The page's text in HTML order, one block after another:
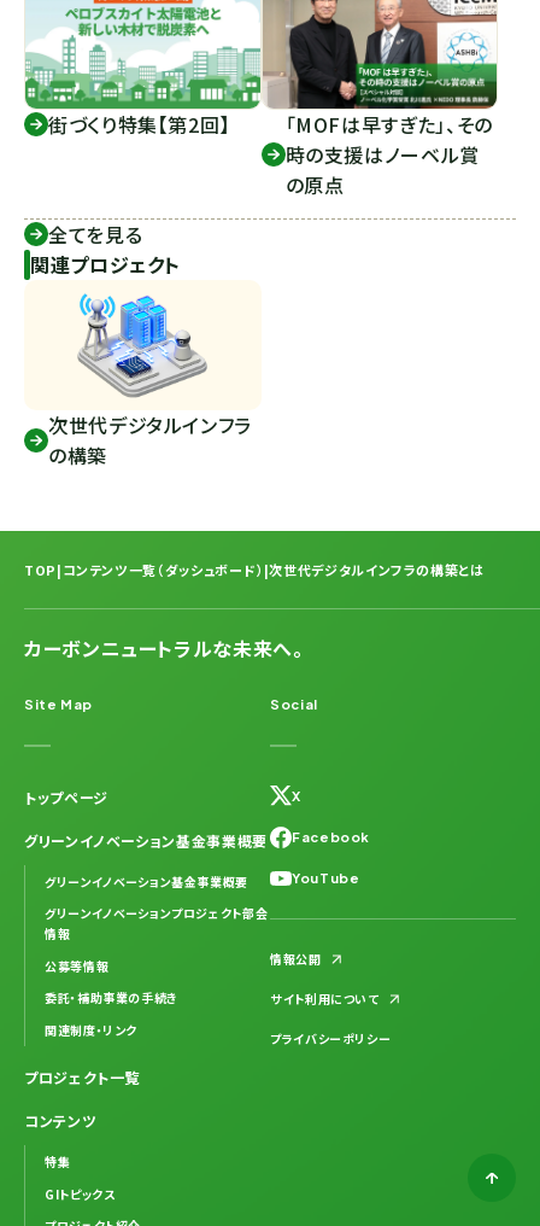
街づくり特集【第2回】
「MOFは早すぎた」、その
時の支援はノーベル賞
の原点
全てを見る
関連プロジェクト
次世代デジタルインフラ
の構築
TOP|コンテンツ一覧（ダッシュボード） |次世代デジタルインフラの構築とは
カーボンニュートラルな未来へ。
Site Map
トップページ
グリーンイノベーション基金事業概要
グリーンイノベーション基金事業概要
グリーンイノベーションプロジェクト部会
情報
公募等情報
委託・補助事業の手続き
関連制度・リンク
プロジェクト一覧
コンテンツ
特集
GIトピックス
Social
X
Facebook
YouTube
情報公開
サイト利用について
プライバシーポリシー